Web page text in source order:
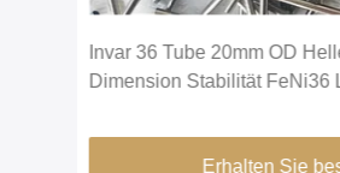
Invar 36 Tube 20mm OD
Dimension Stabilität FeNi36
Erhalten Sie